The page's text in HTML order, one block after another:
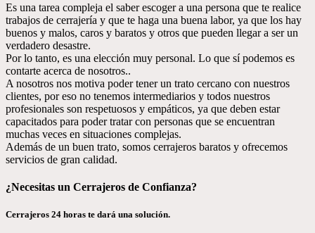
Es una tarea compleja el saber escoger a una persona que te realice
trabajos de cerrajería y que te haga una buena labor, ya que los hay
buenos y malos, caros y baratos y otros que pueden llegar a ser un
verdadero desastre.
Por lo tanto, es una elección muy personal. Lo que sí podemos es
contarte acerca de nosotros..
A nosotros nos motiva poder tener un trato cercano con nuestros
clientes, por eso no tenemos intermediarios y todos nuestros
profesionales son respetuosos y empáticos, ya que deben estar
capacitados para poder tratar con personas que se encuentran
muchas veces en situaciones complejas.
Además de un buen trato, somos cerrajeros baratos y ofrecemos
servicios de gran calidad.
¿Necesitas un Cerrajeros de Confianza?
Cerrajeros 24 horas te dará una solución.